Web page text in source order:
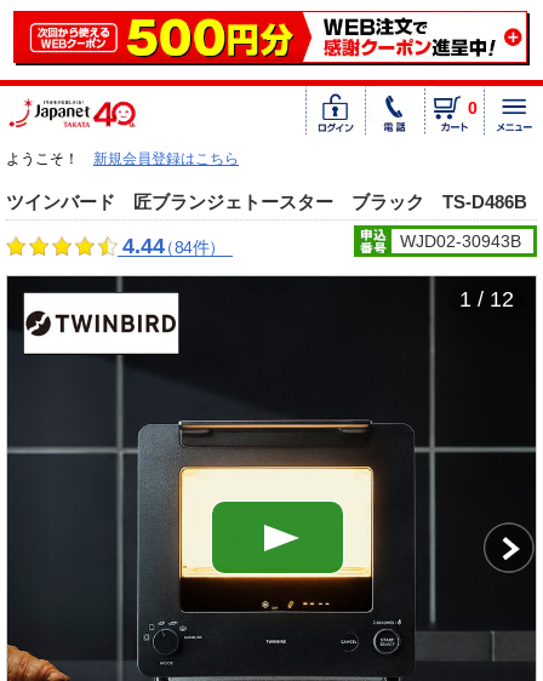
0
ようこそ！ 新規会員登録はこちら
ツインバード 匠ブランジェトースター ブラック TS-D486B
4.44（84件） WJD02-30943B
1 / 12